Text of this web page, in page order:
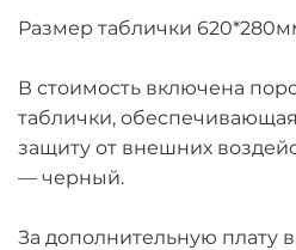
Размер таблички
В стоимость включена
таблички,
защиту от внешних
— черный.
За дополнительную плату